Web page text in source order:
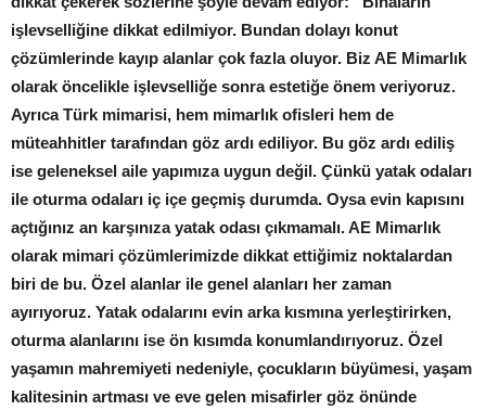
işlevselliğine dikkat edilmiyor. Bundan dolayı konut
çözümlerinde kayıp alanlar çok fazla oluyor. Biz AE Mimarlık
olarak öncelikle işlevselliğe sonra estetiğe önem veriyoruz.
Ayrıca Türk mimarisi, hem mimarlık ofisleri hem de
müteahhitler tarafından göz ardı ediliyor. Bu göz ardı ediliş
ise geleneksel aile yapımıza uygun değil. Çünkü yatak odaları
ile oturma odaları iç içe geçmiş durumda. Oysa evin kapısını
açtığınız an karşınıza yatak odası çıkmamalı. AE Mimarlık
olarak mimari çözümlerimizde dikkat ettiğimiz noktalardan
biri de bu. Özel alanlar ile genel alanları her zaman
ayırıyoruz. Yatak odalarını evin arka kısmına yerleştirirken,
oturma alanlarını ise ön kısımda konumlandırıyoruz. Özel
yaşamın mahremiyeti nedeniyle, çocukların büyümesi, yaşam
kalitesinin artması ve eve gelen misafirler göz önünde